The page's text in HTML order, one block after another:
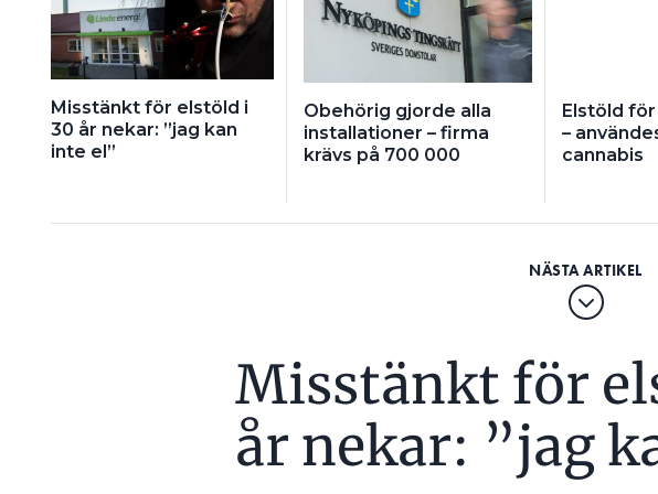
Misstänkt för elstöld i
30 år nekar: ”jag kan
inte el”
Obehörig gjorde alla
installationer – firma
krävs på 700 000
Elstöld
–
cannabis
Misstänkt för
år nekar: ”jag